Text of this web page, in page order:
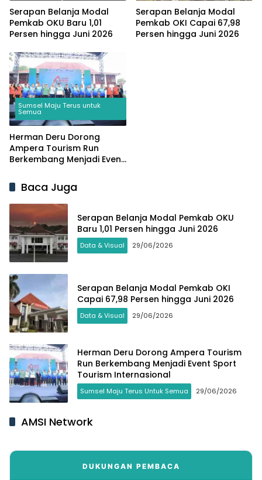
Serapan Belanja Modal
Pemkab OKU Baru 1,01
Persen hingga Juni 2026
Serapan Belanja Modal
Pemkab OKI Capai 67,98
Persen hingga Juni 2026
Sumsel Maju Terus untuk
Semua
Herman Deru Dorong
Ampera Tourism Run
Berkembang Menjadi Event
Internasional
Baca Juga
Serapan Belanja Modal Pemkab OKU
Baru 1,01 Persen hingga Juni 2026
Data & Visual 29/06/2026
Serapan Belanja Modal Pemkab OKI
Capai 67,98 Persen hingga Juni 2026
Data & Visual 29/06/2026
Herman Deru Dorong Ampera Tourism
Run Berkembang Menjadi Event Sport
Tourism Internasional
Sumsel Maju Terus Untuk Semua 29/06/2026
AMSI Network
DUKUNGAN PEMBACA